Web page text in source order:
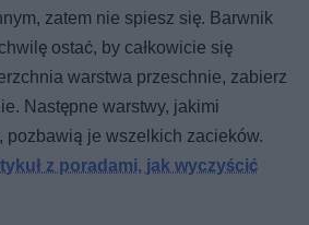
zatem nie spiesz się. Barwnik
ostać, by całkowicie się
warstwa przeschnie, zabierz
Następne warstwy, jakimi
je wszelkich zacieków.
z poradami, jak wyczyścić